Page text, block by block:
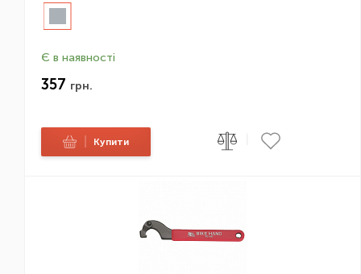
Є в наявності
357 грн.
Купити